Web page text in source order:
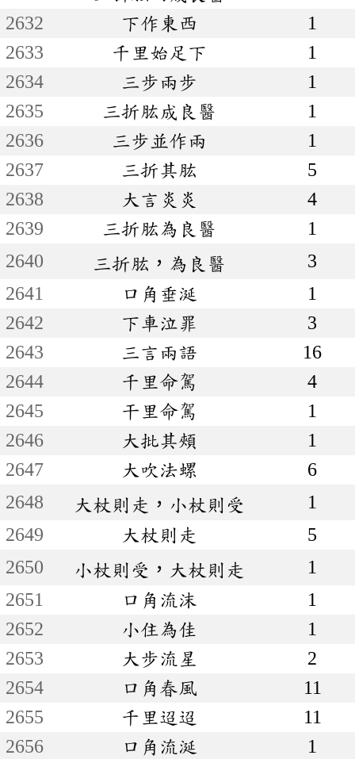
2632
下作東西
1
2633
千里始足下
1
2634
三步兩步
1
2635
三折肱成良醫
1
2636
三步並作兩
1
2637
三折其肱
5
2638
大言炎炎
4
2639
三折肱為良醫
1
2640
三折肱，為良醫
3
2641
口角垂涎
1
2642
下車泣罪
3
2643
三言兩語
16
2644
千里命駕
4
2645
干里命駕
1
2646
大批其頰
1
2647
大吹法螺
6
2648
大杖則走，小杖則受
1
2649
大杖則走
5
2650
小杖則受，大杖則走
1
2651
口角流沫
1
2652
小住為佳
1
2653
大步流星
2
2654
口角春風
11
2655
千里迢迢
11
2656
口角流涎
1